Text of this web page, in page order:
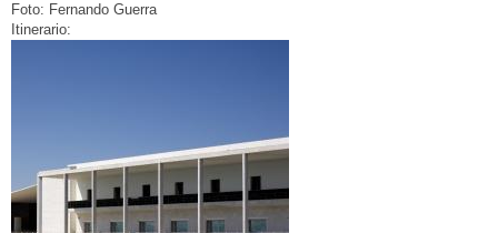
Foto: Fernando Guerra
Itinerario: